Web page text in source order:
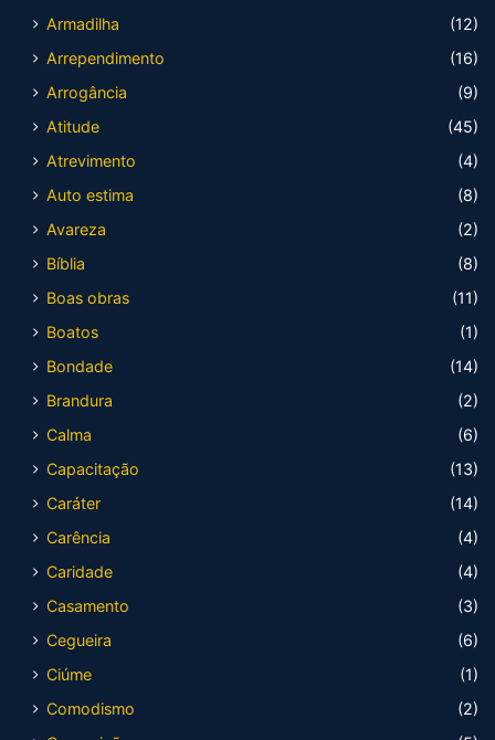
Armadilha
(12)
Arrependimento
(16)
Arrogância
(9)
Atitude
(45)
Atrevimento
(4)
Auto estima
(8)
Avareza
(2)
Bíblia
(8)
Boas obras
(11)
Boatos
(1)
Bondade
(14)
Brandura
(2)
Calma
(6)
Capacitação
(13)
Caráter
(14)
Carência
(4)
Caridade
(4)
Casamento
(3)
Cegueira
(6)
Ciúme
(1)
Comodismo
(2)